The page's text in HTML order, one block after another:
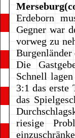
Erdeborn
Gegner war
vorweg zu
Burgenländer
Die
Schnell
3:1 das erste
das
riesige